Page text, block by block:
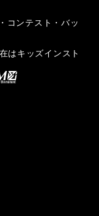
コンテスト・バッ
はキッズインスト